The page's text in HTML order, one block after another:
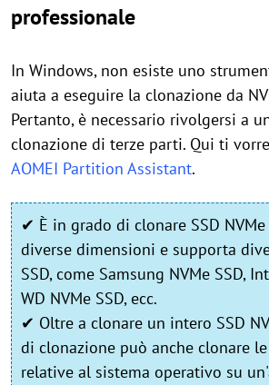
professionale
In Windows, non esiste uno
aiuta a eseguire la clonazione da
Pertanto, è necessario rivolgersi a
clonazione di terze parti. Qui ti
AOMEI Partition Assistant.
✔ È in grado di clonare SSD NVMe
diverse dimensioni e supporta
SSD, come Samsung NVMe SSD,
WD NVMe SSD, ecc.
✔ Oltre a clonare un intero SSD
di clonazione può anche clonare
relative al sistema operativo su